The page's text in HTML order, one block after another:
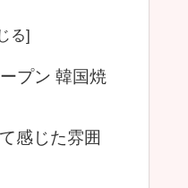
プン 韓国焼
感じた雰囲